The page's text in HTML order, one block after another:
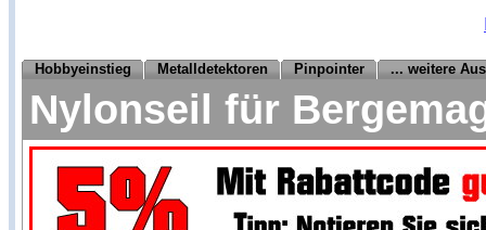
Hobbyeinstieg Metalldetektoren Pinpointer ... weitere
Nylonseil für